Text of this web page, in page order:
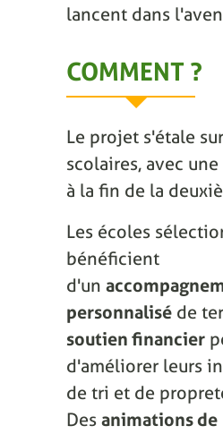
lancent dans
COMMENT ?
Le projet s'étale
scolaires, avec
à la fin de la
Les écoles
bénéficient
d'un
personnalisé de
soutien financier
d'améliorer leurs
de tri et de
Des animations de